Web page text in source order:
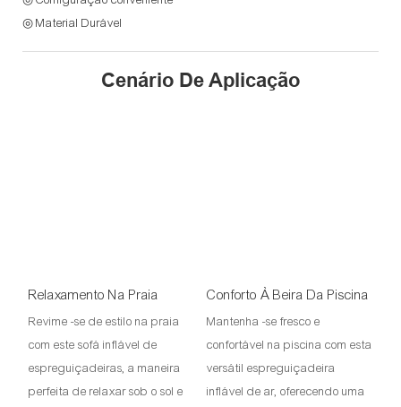
◎ Material Durável
Cenário De Aplicação
Relaxamento Na Praia
Revime -se de estilo na praia
com este sofá inflável de
espreguiçadeiras, a maneira
perfeita de relaxar sob o sol e
Conforto À Beira Da Piscina
Mantenha -se fresco e
confortável na piscina com esta
versátil espreguiçadeira
inflável de ar, oferecendo uma